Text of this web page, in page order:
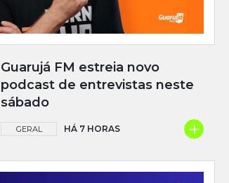
Guarujá FM estreia novo
podcast de entrevistas neste
sábado
GERAL HÁ 7 HORAS +